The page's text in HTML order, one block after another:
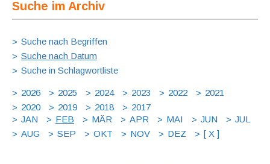
Suche im Archiv
Suche nach Begriffen
Suche nach Datum
Suche in Schlagwortliste
2026 2025 2024 2023 2022
2021
2020
2019 2018
2017
JAN
FEB MÄR APR MAI JUN
JUL
AUG
SEP OKT NOV DEZ [ X ]